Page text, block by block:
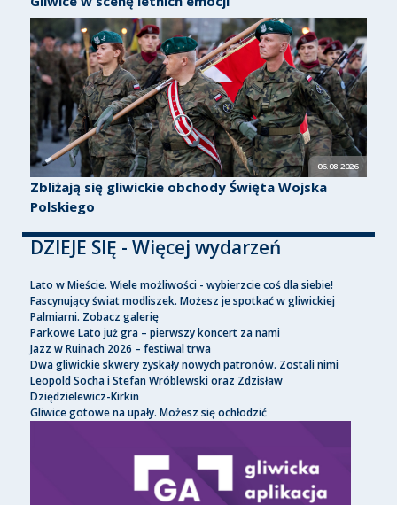
06.08.2026
Zbliżają się gliwickie obchody Święta Wojska
Polskiego
DZIEJE SIĘ - Więcej wydarzeń
Lato w Mieście. Wiele możliwości - wybierzcie coś dla siebie!
Fascynujący świat modliszek. Możesz je spotkać w gliwickiej
Palmiarni. Zobacz galerię
Parkowe Lato już gra – pierwszy koncert za nami
Jazz w Ruinach 2026 – festiwal trwa
Dwa gliwickie skwery zyskały nowych patronów. Zostali nimi
Leopold Socha i Stefan Wróblewski oraz Zdzisław
Dziędzielewicz-Kirkin
Gliwice gotowe na upały. Możesz się ochłodzić